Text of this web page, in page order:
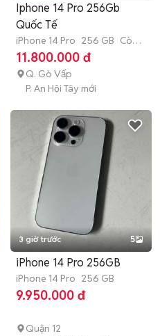
Iphone 14 Pro 256Gb
Quốc Tế
iPhone 14 Pro 256 GB Còn
bảo hành
11.800.000 đ
Q. Gò Vấp
P. An Hội Tây mới
3 giờ trước 5
iPhone 14 Pro 256GB
iPhone 14 Pro 256 GB
9.950.000 đ
Quận 12